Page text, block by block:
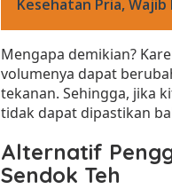
b
a
r
u
Kesehatan Pria, Wajib
Mengapa demikian?
volumenya dapat
tekanan. Sehingga, jika
tidak dapat dipastikan
Alternatif
Sendok Teh